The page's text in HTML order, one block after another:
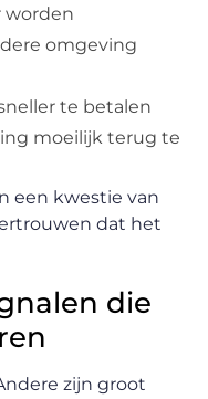
worden
omgeving
te betalen
moeilijk terug te
een kwestie van
dat het
die
zijn groot